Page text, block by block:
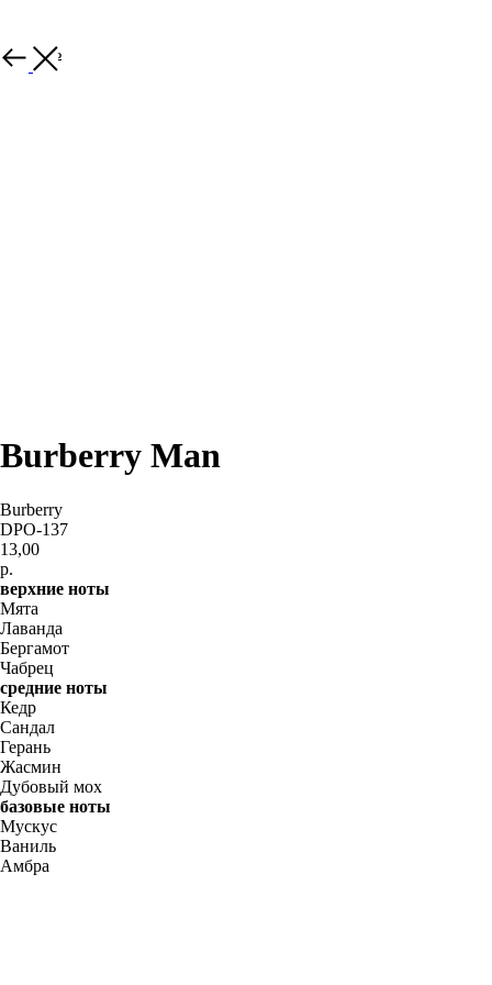
Закрыть
Burberry Man
Burberry
DPO-137
13,00
р.
верхние ноты
Мята
Лаванда
Бергамот
Чабрец
средние ноты
Кедр
Сандал
Герань
Жасмин
Дубовый мох
базовые ноты
Мускус
Ваниль
Амбра